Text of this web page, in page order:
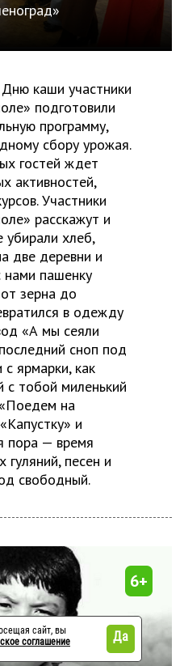
каши участники
подготовили
программу,
сбору урожая.
гостей ждет
активностей,
Участники
расскажут и
убирали хлеб,
две деревни и
нами пашенку
зерна до
в одежду
«А мы сеяли
сноп под
ярмарки, как
с тобой миленький
на
и
пора — время
гуляний, песен и
свободный.
6+
сайт, вы
соглашение Да